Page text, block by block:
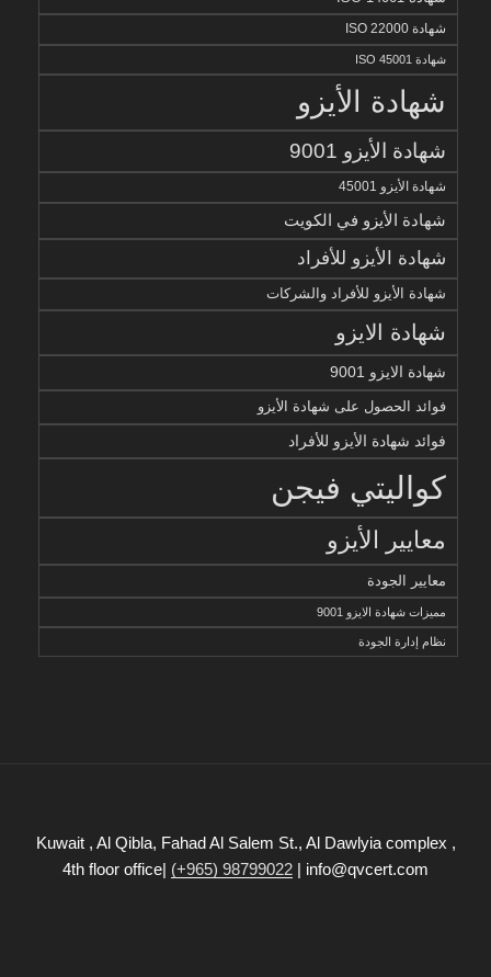
شهادة ISO 22000
شهادة ISO 45001
شهادة الأيزو
شهادة الأيزو 9001
شهادة الأيزو 45001
شهادة الأيزو في الكويت
شهادة الأيزو للأفراد
شهادة الأيزو للأفراد والشركات
شهادة الايزو
شهادة الايزو 9001
فوائد الحصول على شهادة الأيزو
فوائد شهادة الأيزو للأفراد
كواليتي فيجن
معايير الأيزو
معايير الجودة
مميزات شهادة الايزو 9001
نظام إدارة الجودة
Kuwait , Al Qibla, Fahad Al Salem St., Al Dawlyia complex ,
4th floor office| (+965) 98799022 | info@qvcert.com